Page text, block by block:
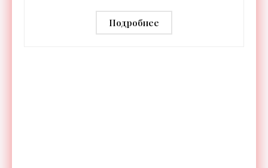
тренировки - «Гаджеты»
Подробнее